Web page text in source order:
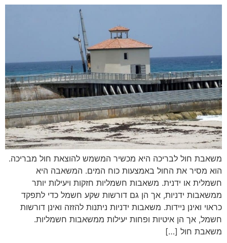
משאבת חול לבריכה היא מכשיר המשמש להוצאת חול מבריכה.
הוא מסיר את החול באמצעות כוח המים. המשאבה היא
חשמלית או ידנית. משאבות חשמליות חזקות ויעילות יותר
ממשאבות ידניות, אך הן גם דורשות שקע חשמל כדי לתפקד
כראוי ואינן ניידות. משאבות ידניות ניתנות להזזה ואינן דורשות
חשמל, אך הן איטיות ופחות יעילות ממשאבות חשמליות.
משאבת חול […]